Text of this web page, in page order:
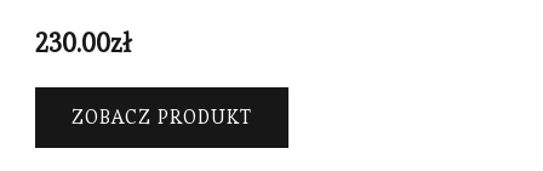
230.00zł
ZOBACZ PRODUKT